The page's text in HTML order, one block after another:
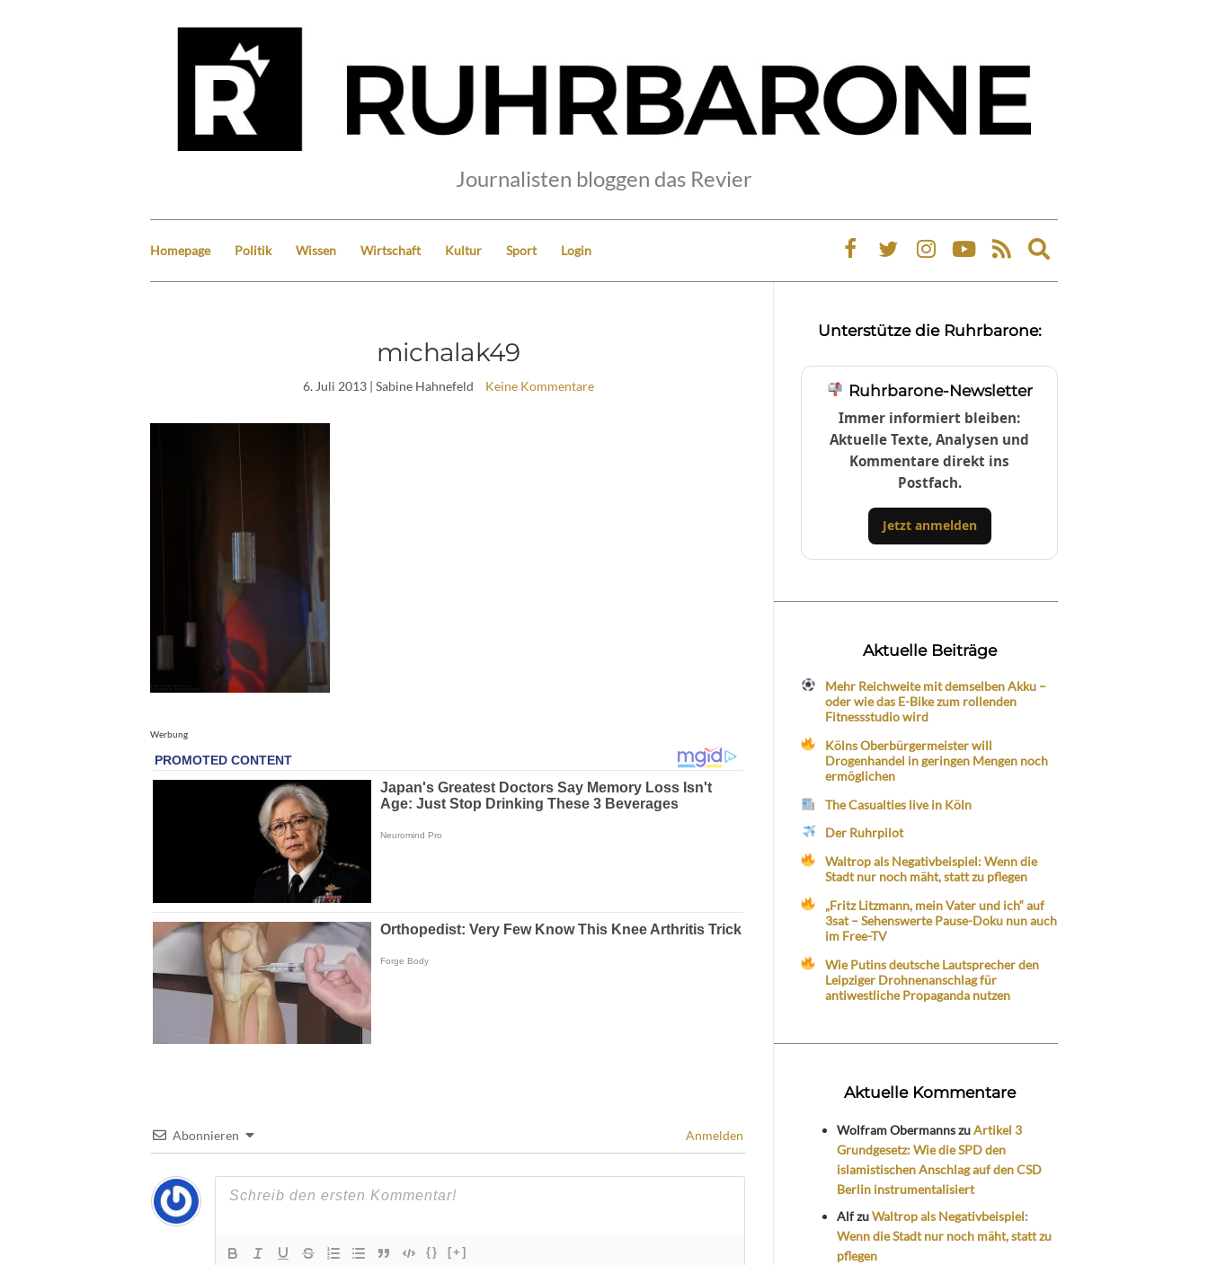
Journalisten bloggen das Revier
Homepage Politik Wissen Wirtschaft Kultur Sport Login
Expand
search
michalak49
6. Juli 2013| Sabine Hahnefeld Keine Kommentare
Werbung
Abonnieren Anmelden
{} [+]
Unterstütze die Ruhrbarone:
Ruhrbarone-Newsletter
Immer informiert bleiben:
Aktuelle Texte, Analysen und
Kommentare direkt ins
Postfach.
Jetzt anmelden
Aktuelle Beiträge
Mehr Reichweite mit demselben Akku –
oder wie das E-Bike zum rollenden
Fitnessstudio wird
Kölns Oberbürgermeister will
Drogenhandel in geringen Mengen noch
ermöglichen
The Casualties live in Köln
Der Ruhrpilot
Waltrop als Negativbeispiel: Wenn die
Stadt nur noch mäht, statt zu pflegen
„Fritz Litzmann, mein Vater und ich“ auf
3sat – Sehenswerte Pause-Doku nun auch
im Free-TV
Wie Putins deutsche Lautsprecher den
Leipziger Drohnenanschlag für
antiwestliche Propaganda nutzen
Aktuelle Kommentare
Wolfram ObermannszuArtikel 3
Grundgesetz: Wie die SPD den
islamistischen Anschlag auf den CSD
Berlin instrumentalisiert
AlfzuWaltrop als Negativbeispiel:
Wenn die Stadt nur noch mäht, statt zu
pflegen